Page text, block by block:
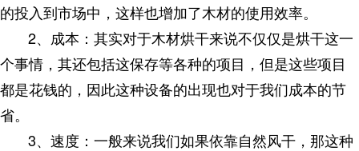
的投入到市场中，这样也增加了木材的使用效率。
2、成本：其实对于木材烘干来说不仅仅是烘干这一
个事情，其还包括这保存等各种的项目，但是这些项目
都是花钱的，因此这种设备的出现也对于我们成本的节
省。
3、速度：一般来说我们如果依靠自然风干，那这种